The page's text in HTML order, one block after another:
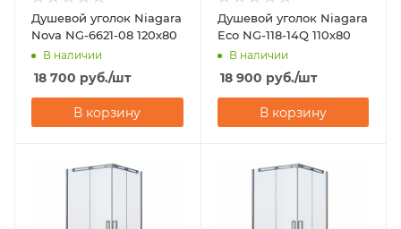
Душевой уголок Niagara
Nova NG-6621-08 120х80
В наличии
18 700 руб./шт
В корзину
Душевой уголок Niagara
Eco NG-118-14Q 110х80
В наличии
18 900 руб./шт
В корзину